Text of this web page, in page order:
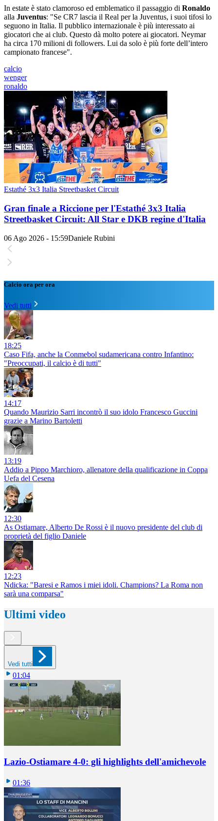
In estate è stato clamoroso ed emblematico il passaggio di Ronaldo
alla Juventus: "Se CR7 lascia il Real per la Juventus, i suoi tifosi lo
seguono in Italia. Il pubblico internazionale è più interessato ai
giocatori che ai club. Questo dà molto potere ai giocatori. Neymar
ha circa 170 milioni di followers. Lui da solo è più forte dell’intero
campionato francese".
calcio
wenger
ronaldo
Estathé 3x3 Italia Streetbasket Circuit
Gran finale a Riccione per l'Estathé 3x3 Italia
Streetbasket Circuit: All Star e DKB regine d'Italia
06 Ago 2026 - 15:59Daniele Rubini
Calcio ora per ora
Vedi tutti
18:25
Caso Fifa, anche la Conmebol sudamericana contro Infantino:
"Preoccupati, il calcio è di tutti"
14:17
Quando Maurizio Sarri incontrò il suo idolo Francesco Guccini
grazie a Marino Bartoletti
13:19
Addio a Pippo Marchioro, allenatore della qualificazione in Coppa
Uefa del Cesena
12:30
As Ostiamare, Alberto De Rossi è il nuovo presidente del club di
proprietà del figlio Daniele
12:23
Ndicka: "Baresi e Ramos i miei idoli. Champions? La Roma non
sarà una comparsa"
Ultimi video
Vedi tutti
01:04
Lazio-Ostiamare 4-0: gli highlights dell'amichevole
01:36